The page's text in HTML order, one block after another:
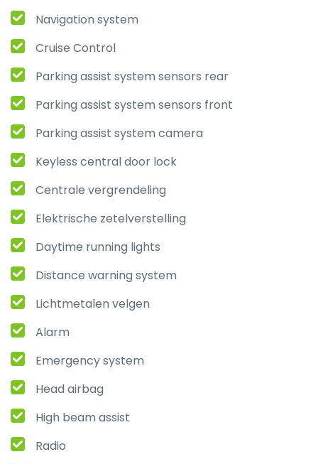
Navigation system
Cruise Control
Parking assist system sensors rear
Parking assist system sensors front
Parking assist system camera
Keyless central door lock
Centrale vergrendeling
Elektrische zetelverstelling
Daytime running lights
Distance warning system
Lichtmetalen velgen
Alarm
Emergency system
Head airbag
High beam assist
Radio